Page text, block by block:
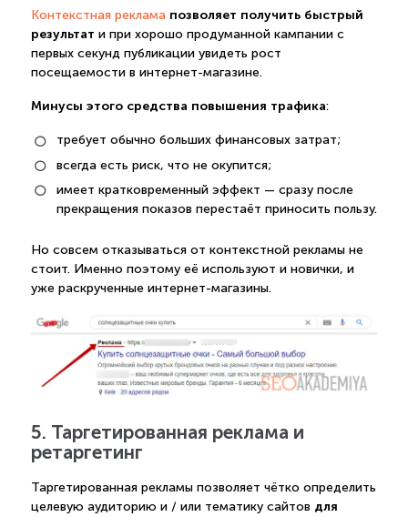
Контекстная реклама позволяет получить быстрый
результат и при хорошо продуманной кампании с
первых секунд публикации увидеть рост
посещаемости в интернет-магазине.
Минусы этого средства повышения трафика:
требует обычно больших финансовых затрат;
всегда есть риск, что не окупится;
имеет кратковременный эффект — сразу после
прекращения показов перестаёт приносить пользу.
Но совсем отказываться от контекстной рекламы не
стоит. Именно поэтому её используют и новички, и
уже раскрученные интернет-магазины.
5. Таргетированная реклама и
ретаргетинг
Таргетированная рекламы позволяет чётко определить
целевую аудиторию и / или тематику сайтов для